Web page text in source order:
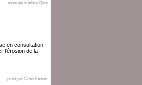
posté par Marlène Dias
en consultation
l'érosion de la
posté par Gilles Hauser